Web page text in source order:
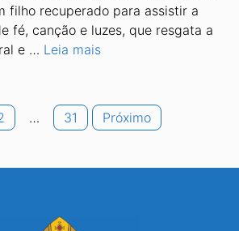
filho recuperado para assistir a
fé, canção e luzes, que resgata a
e … Leia mais
… Page
31 Próximo